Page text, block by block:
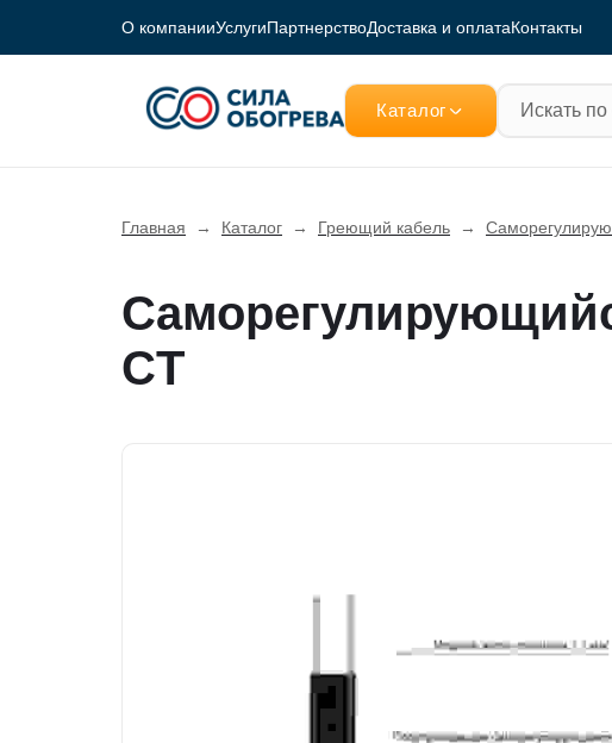
О компанииУслугиПартнерствоДоставка и оплатаКонтакты
Каталог
Главная → Каталог → Греющий кабель →
СT